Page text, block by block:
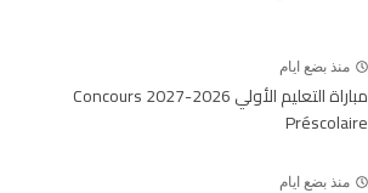
منذ بضع ايام
مباراة التعليم الأولي 2026-2027 Concours
Préscolaire
منذ بضع ايام